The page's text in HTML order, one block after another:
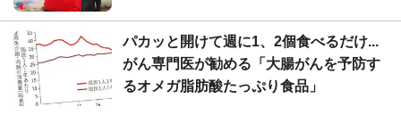
パカッと開けて週に1、2個食べるだけ...
がん専門医が勧める「大腸がんを予防す
るオメガ脂肪酸たっぷり食品」